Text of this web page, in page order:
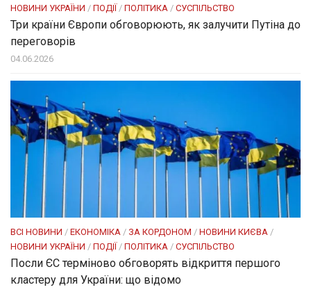
НОВИНИ УКРАЇНИ / ПОДІЇ / ПОЛІТИКА / СУСПІЛЬСТВО
Три країни Європи обговорюють, як залучити Путіна до
переговорів
04.06.2026
ВСІ НОВИНИ / ЕКОНОМІКА / ЗА КОРДОНОМ / НОВИНИ КИЄВА /
НОВИНИ УКРАЇНИ / ПОДІЇ / ПОЛІТИКА / СУСПІЛЬСТВО
Посли ЄC терміново обговорять відкриття першого
кластеру для України: що відомо